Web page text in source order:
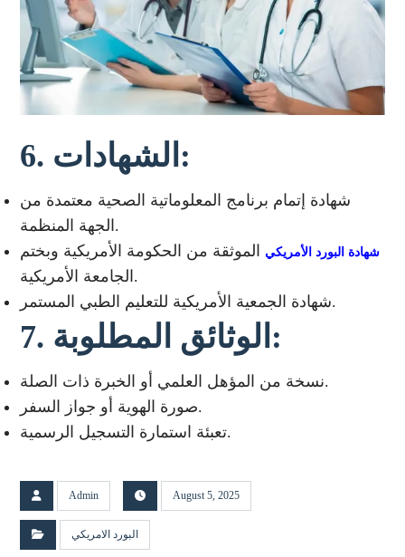
6. الشهادات:
شهادة إتمام برنامج المعلوماتية الصحية معتمدة من
الجهة المنظمة.
شهادة البورد الأمريكي
الموثقة من الحكومة الأمريكية وبختم
الجامعة الأمريكية.
شهادة الجمعية الأمريكية للتعليم الطبي المستمر.
7. الوثائق المطلوبة:
نسخة من المؤهل العلمي أو الخبرة ذات الصلة.
صورة الهوية أو جواز السفر.
تعبئة استمارة التسجيل الرسمية.
Admin August 5, 2025
البورد الامريكي